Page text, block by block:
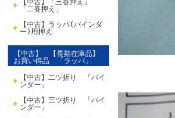
【中古】「三巻押え」
「二巻押え」
【中古】ラッパ(バインダ
ー)用押え
【中古】 【長期在庫品】
お買い得品 「ラッパ」
【中古】二ツ折り 「バイ
ンダー」
【中古】三ツ折り 「バイ
ンダー」